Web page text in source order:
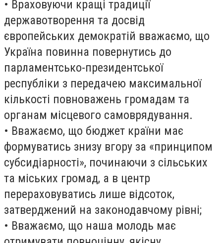
• Враховуючи кращі традиції
державотворення та досвід
європейських демократій вважаємо, що
Україна повинна повернутись до
парламентсько-президентської
республіки з передачею максимальної
кількості повноважень громадам та
органам місцевого самоврядування.
• Вважаємо, що бюджет країни має
формуватись знизу вгору за «принципом
субсидіарності», починаючи з сільських
та міських громад, а в центр
перераховуватись лише відсоток,
затверджений на законодавчому рівні;
• Вважаємо, що наша молодь має